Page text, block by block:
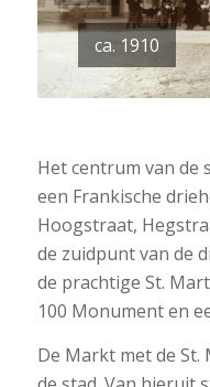
ca. 1910
Het centrum van de
een Frankische
Hoogstraat,
de zuidpunt van de
de prachtige St.
100 Monument en
De Markt met de